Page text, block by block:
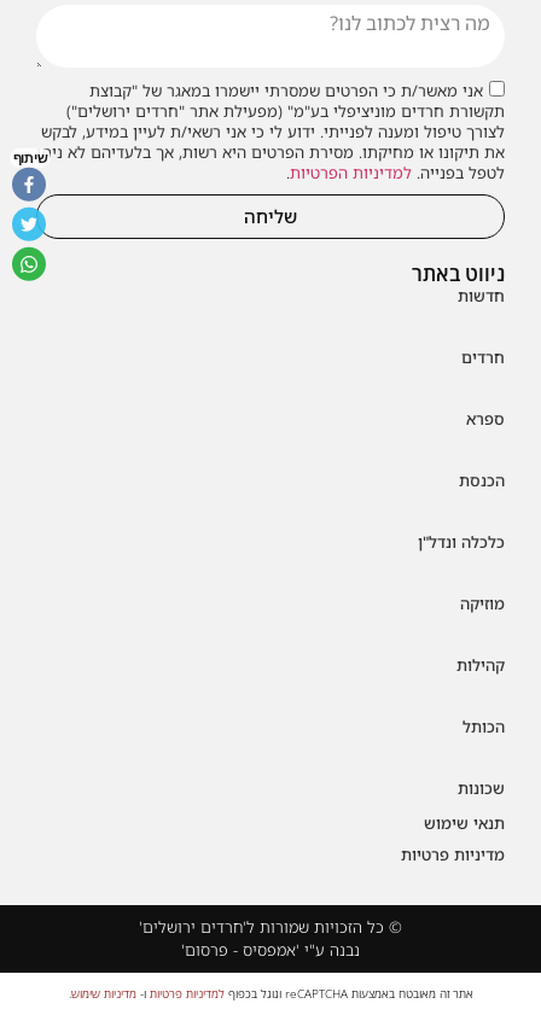
ניווט באתר
חדשות
חרדים
ספרא
הכנסת
כלכלה ונדל"ן
מוזיקה
קהילות
הכותל
שכונות
תנאי שימוש
מדיניות פרטיות
אני מאשר/ת כי הפרטים שמסרתי יישמרו במאגר של "קבוצת
תקשורת חרדים מוניציפלי בע"מ" (מפעילת אתר "חרדים ירושלים")
לצורך טיפול ומענה לפנייתי. ידוע לי כי אני רשאי/ת לעיין במידע, לבקש
את תיקונו או מחיקתו. מסירת הפרטים היא רשות, אך בלעדיהם לא ניתן
לטפל בפנייה. למדיניות הפרטיות.
שליחה
© כל הזכויות שמורות ל'חרדים ירושלים'
נבנה ע"י 'אמפסיס - פרסום'
אתר זה מאובטח באמצעות reCAPTCHA וגוגל בכפוף למדיניות פרטיות ו-מדיניות שימוש
שיתוף